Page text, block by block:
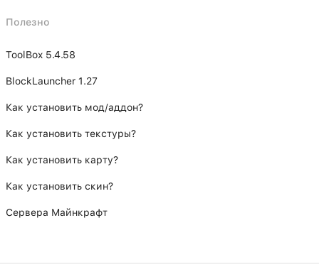
Полезно
ToolBox 5.4.58
BlockLauncher 1.27
Как установить мод/аддон?
Как установить текстуры?
Как установить карту?
Как установить скин?
Сервера Майнкрафт